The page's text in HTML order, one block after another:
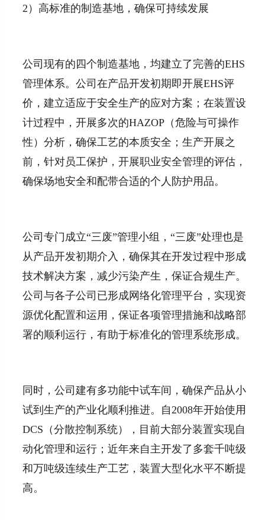
2）高标准的制造基地，确保可持续发展
公司现有的四个制造基地，均建立了完善的EHS
管理体系。公司在产品开发初期即开展EHS评
价，建立适应于安全生产的应对方案；在装置设
计过程中，开展多次的HAZOP（危险与可操作
性）分析，确保工艺的本质安全；生产开展之
前，针对员工保护，开展职业安全管理的评估，
确保场地安全和配带合适的个人防护用品。
公司专门成立“三废”管理小组，“三废”处理也是
从产品开发初期介入，确保其在开发过程中形成
技术解决方案，减少污染产生，保证合规生产。
公司与各子公司已形成网络化管理平台，实现资
源优化配置和运用，保证各项管理措施和战略部
署的顺利运行，有助于标准化的管理系统形成。
同时，公司建有多功能中试车间，确保产品从小
试到生产的产业化顺利推进。自2008年开始使用
DCS（分散控制系统），目前大部分装置实现自
动化管理和运行；近年来自主开发了多套千吨级
和万吨级连续生产工艺，装置大型化水平不断提
高。